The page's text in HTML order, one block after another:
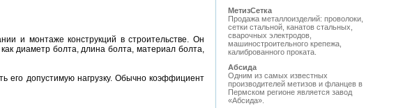
и монтаже конструкций в строительстве. Он
диаметр болта, длина болта, материал болта,
его допустимую нагрузку. Обычно коэффициент
МетизСетка
Продажа металлоизделий: проволоки,
сетки стальной, канатов стальных,
сварочных электродов,
машиностроительного крепежа,
калиброванного проката.
Абсида
Одним из самых известных
производителей метизов и фланцев в
Пермском регионе является завод
«Абсида».